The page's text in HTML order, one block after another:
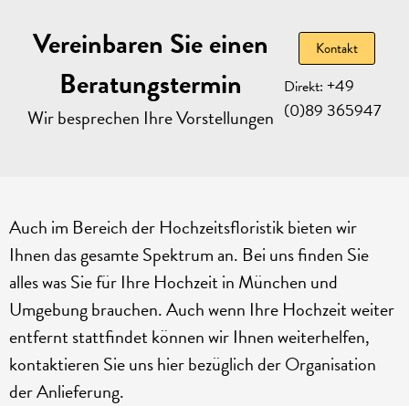
Vereinbaren Sie einen
Beratungstermin
Wir besprechen Ihre Vorstellungen
Kontakt
Direkt: +49
(0)89 365947
Auch im Bereich der Hochzeitsfloristik bieten wir
Ihnen das gesamte Spektrum an. Bei uns finden Sie
alles was Sie für Ihre Hochzeit in München und
Umgebung brauchen. Auch wenn Ihre Hochzeit weiter
entfernt stattfindet können wir Ihnen weiterhelfen,
kontaktieren Sie uns hier bezüglich der Organisation
der Anlieferung.